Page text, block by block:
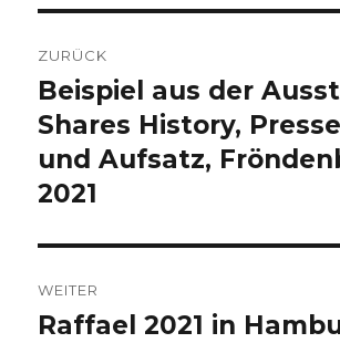
ZURÜCK
Vorheriger
Beitrag:
Beispiel aus der
Shares History,
und Aufsatz,
2021
WEITER
Nächster
Raffael 2021 in